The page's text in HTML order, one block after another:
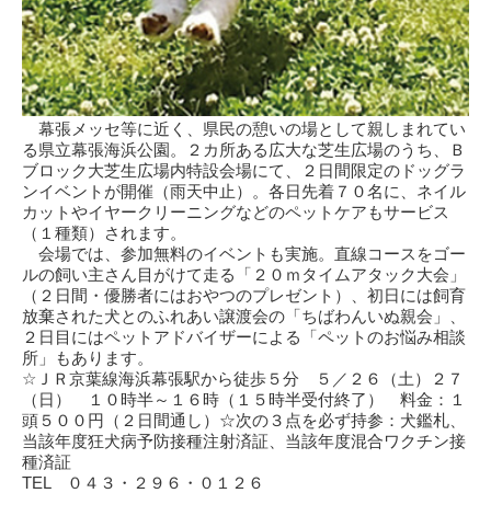
幕張メッセ等に近く、県民の憩いの場として親しまれてい
る県立幕張海浜公園。２カ所ある広大な芝生広場のうち、Ｂ
ブロック大芝生広場内特設会場にて、２日間限定のドッグラ
ンイベントが開催（雨天中止）。各日先着７０名に、ネイル
カットやイヤークリーニングなどのペットケアもサービス
（１種類）されます。
会場では、参加無料のイベントも実施。直線コースをゴー
ルの飼い主さん目がけて走る「２０ｍタイムアタック大会」
（２日間・優勝者にはおやつのプレゼント）、初日には飼育
放棄された犬とのふれあい譲渡会の「ちばわんいぬ親会」、
２日目にはペットアドバイザーによる「ペットのお悩み相談
所」もあります。
☆ＪＲ京葉線海浜幕張駅から徒歩５分 ５／２６（土）２７
（日） １０時半～１６時（１５時半受付終了） 料金：１
頭５００円（２日間通し）☆次の３点を必ず持参：犬鑑札、
当該年度狂犬病予防接種注射済証、当該年度混合ワクチン接
種済証
TEL ０４３・２９６・０１２６